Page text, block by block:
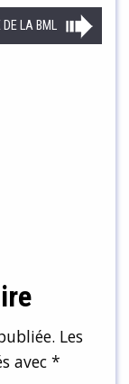
DE LA BML
Les
avec *